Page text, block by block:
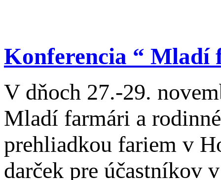
Konferencia “ Mladí
V dňoch 27.-29.
Mladí farmári a
prehliadkou fariem v
darček pre účastníkov